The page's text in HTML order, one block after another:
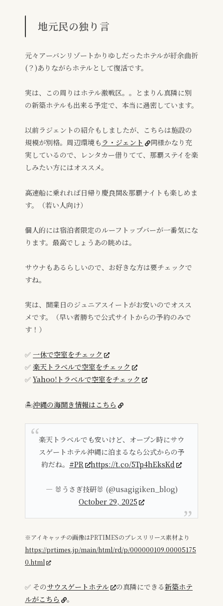
地元民の独り言
元々 アーバンリゾートかりゆしだったホテルが紆余曲折
(？)ありながらホテルとして復活です。
実は、この周りはホテル激戦区。。とまりん真隣に別
の新築ホテルも出来る予定で、本当に過密しています。
以前ラジェントの紹介もしましたが、こちらは施設の
規模が別格。周辺環境も ラ・ジェント
同様かなり充
実しているので、レンタカー借りてて、那覇ステイを楽
しみたい方にはオススメ。
高速船に乗れれば日帰り慶良間&那覇ナイトも楽しめま
す。（若い人向け）
個人的には宿泊者限定のルーフトップバーが一番気にな
ります。最高でしょうあの眺めは。
サウナもあるらしいので、お好きな方は要チェックで
すね。
実は、開業日のジュニアスイートがお安いのでオスス
メです。（早い者勝ちで公式サイトからの予約のみで
す！）
✅ 一休で空室をチェック
✅ 楽天トラベルで空室をチェック
✅ Yahoo!トラベルで空室をチェック
🏝️沖縄の海開き情報はこちら
楽天トラベルでも安いけど、オープン時にサウ
スゲートホテル沖縄に泊まるなら公式からの予
約だね。 #PR https://t.co/5Tp4hEksKd
— 🐰うさぎ技研🐰 (@usagigiken_blog)
October 29, 2025
※アイキャッチの画像はPRTIMESのプレスリリース素材より
https://prtimes.jp/main/html/rd/p/000000109.00005175
0.html
✅ そのサウスゲートホテル の真隣にできる新築ホテ
ルがこちら
。